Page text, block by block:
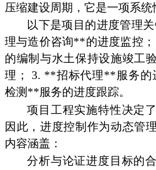
压缩建设周期，它是一项系统
以下是项目的进度管理
理与造价咨询**的进度监控
的编制与水土保持设施竣工
理； 3. **招标代理**服务的
检测**服务的进度跟踪。
项目工程实施特性决定
因此，进度控制作为动态管
内容涵盖：
分析与论证进度目标的